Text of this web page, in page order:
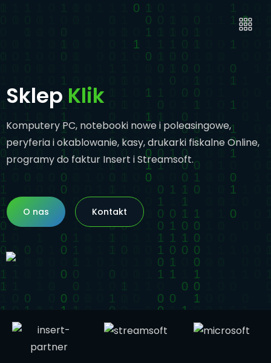
SklepKlik
Komputery PC, notebooki nowe i poleasingowe,
peryferia i okablowanie, kasy, drukarki fiskalne Online,
programy do faktur Insert i Streamsoft.
O nas
O nas Kontakt